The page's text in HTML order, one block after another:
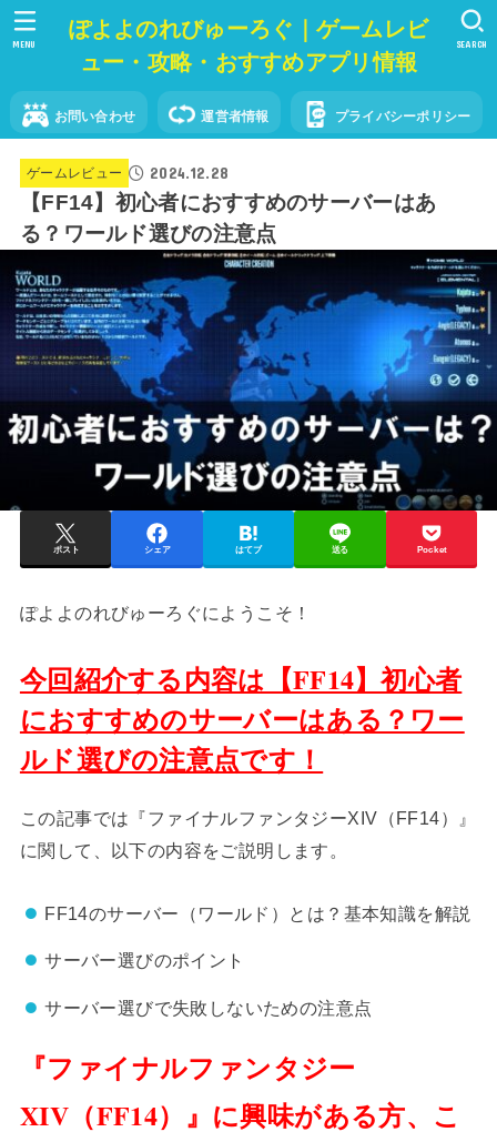
ぽよよのれびゅーろぐ｜ゲームレビ
ュー・攻略・おすすめアプリ情報
お問い合わせ 運営者情報 プライバシーポリシー
SEARCH
MENU
ゲームレビュー 2024.12.28
【FF14】初心者におすすめのサーバーはあ
る？ワールド選びの注意点
ポスト シェア はてブ 送る Pocket
ぽよよのれびゅーろぐにようこそ！
今回紹介する内容は【FF14】初心者
におすすめのサーバーはある？ワー
ルド選びの注意点です！
この記事では『ファイナルファンタジーXIV（FF14）』
に関して、以下の内容をご説明します。
FF14のサーバー（ワールド）とは？基本知識を解説
サーバー選びのポイント
サーバー選びで失敗しないための注意点
『ファイナルファンタジー
XIV（FF14）』に興味がある方、こ